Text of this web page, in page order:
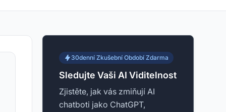
30denní Zkušební Období Zdarma
Sledujte Vaši AI Viditelnost
Zjistěte, jak vás zmiňují AI
chatboti jako ChatGPT,